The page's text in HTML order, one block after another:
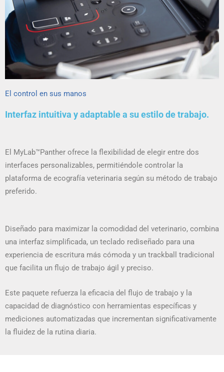
El control en sus manos
Interfaz intuitiva y adaptable a su estilo de trabajo.
El MyLab™Panther ofrece la flexibilidad de elegir entre dos
interfaces personalizables, permitiéndole controlar la
plataforma de ecografía veterinaria según su método de trabajo
preferido.
Diseñado para maximizar la comodidad del veterinario, combina
una interfaz simplificada, un teclado rediseñado para una
experiencia de escritura más cómoda y un trackball tradicional
que facilita un flujo de trabajo ágil y preciso.
Este paquete refuerza la eficacia del flujo de trabajo y la
capacidad de diagnóstico con herramientas específicas y
mediciones automatizadas que incrementan significativamente
la fluidez de la rutina diaria.